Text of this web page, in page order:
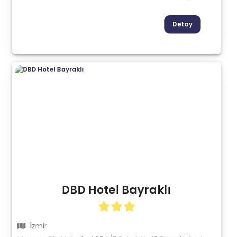
Detay
DBD Hotel Bayraklı
İzmir